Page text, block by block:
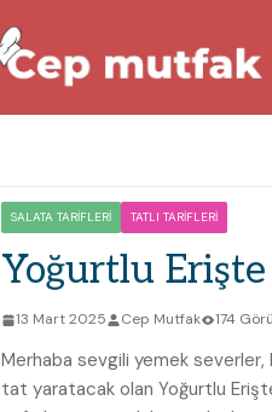
SALATA TARIFLERI TATLI TARIFLERI
Yoğurtlu Erişte
13 Mart 2025 Cep Mutfak 174
Merhaba sevgili yemek severler,
tat yaratacak olan Yoğurtlu